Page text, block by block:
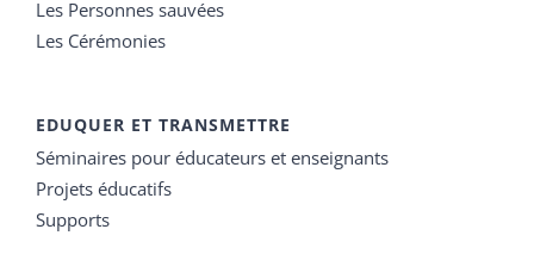
Les Personnes sauvées
Les Cérémonies
EDUQUER ET TRANSMETTRE
Séminaires pour éducateurs et enseignants
Projets éducatifs
Supports